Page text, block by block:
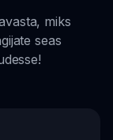
miks
seas